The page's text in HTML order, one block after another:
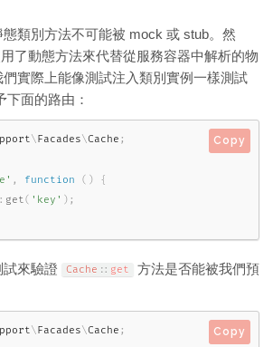
類別方法不可能被 mock 或 stub。然
了動態方法來代替從服務容器中解析的物
實際上能像測試注入類別實例一樣測試
下面的路由：
\ Facades\Cache ;
, function ( )
{
get( 'key' ) ;
Copy
來驗證 Cache :: get
方法是否能被我們預
\Facades\Cache ; Copy